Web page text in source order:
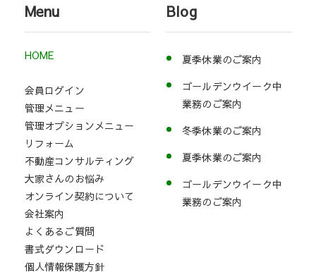
Menu
HOME
会員ログイン
管理メニュー
管理オプションメニュー
リフォーム
不動産コンサルティング
大家さんのお悩み
オンライン契約について
会社案内
よくあるご質問
書式ダウンロード
個人情報保護方針
Blog
夏季休業のご案内
ゴールデンウイーク中
業務のご案内
冬季休業のご案内
夏季休業のご案内
ゴールデンウイーク中
業務のご案内